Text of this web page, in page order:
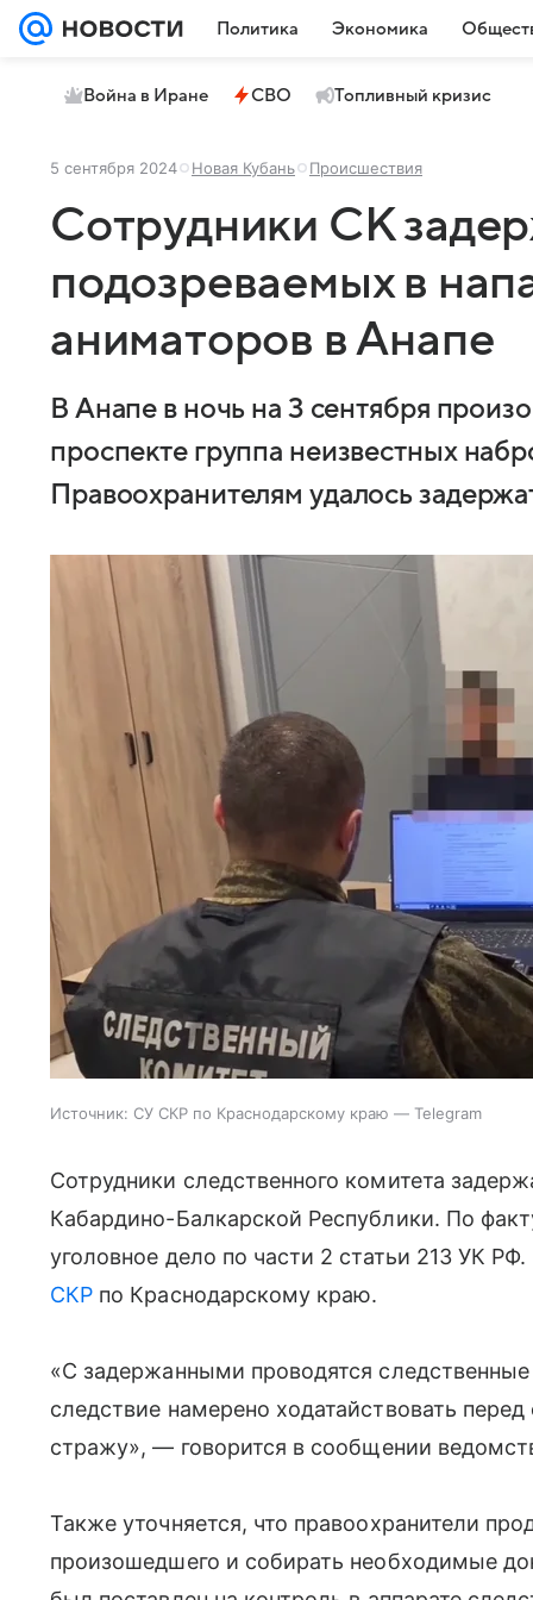
Политика Экономика
Война в Иране СВО Топливный кризис
5 сентября 2024 Новая Кубань Происшествия
Сотрудники СК
подозреваемых в
аниматоров в Анапе
В Анапе в ночь на 3 сентября
проспекте группа неизвестных
Правоохранителям удалось
Источник: СУ СКР по Краснодарскому краю — Telegram
Сотрудники следственного комитета
Кабардино-Балкарской Республики. По
уголовное дело по части 2 статьи 213 УК
СКР по Краснодарскому краю.
«С задержанными проводятся
следствие намерено ходатайствовать
стражу», — говорится в сообщении
Также уточняется, что правоохранители
произошедшего и собирать необходимые